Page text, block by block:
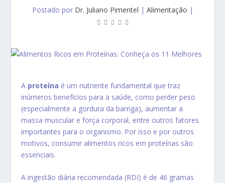
Postado por Dr. Juliano Pimentel | Alimentação |
A proteína é um nutriente fundamental que traz
inúmeros benefícios para a saúde, como perder peso
(especialmente a gordura da barriga), aumentar a
massa muscular e força corporal, entre outros fatores
importantes para o organismo. Por isso e por outros
motivos, consumir alimentos ricos em proteínas são
essenciais.
A ingestão diária recomendada (RDI) é de 46 gramas